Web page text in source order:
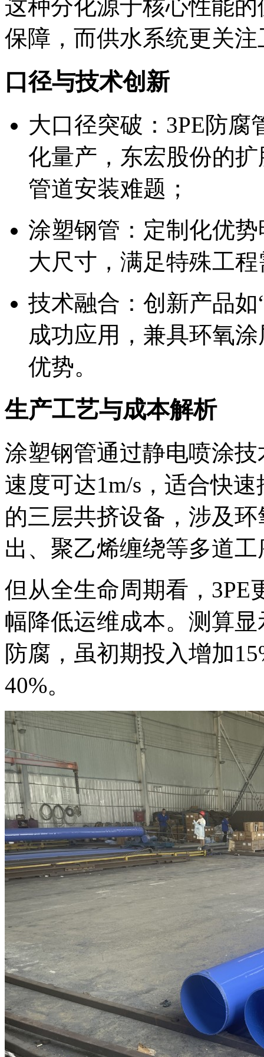
这种分化源于核心性能
保障，而供水系统更关
口径与技术创新
大口径突破：3PE防腐
化量产，东宏股份的
管道安装难题；
涂塑钢管：定制化优
大尺寸，满足特殊工
技术融合：创新产品
成功应用，兼具环氧
优势。
生产工艺与成本解析
涂塑钢管通过静电喷涂
速度可达1m/s，适合快
的三层共挤设备，涉及
出、聚乙烯缠绕等多道
但从全生命周期看，3PE
幅降低运维成本。测算
防腐，虽初期投入增加
40%。